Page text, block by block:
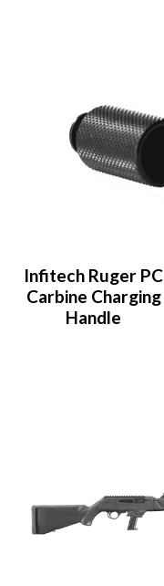
Infitech Ruger PC
Carbine Charging
Handle